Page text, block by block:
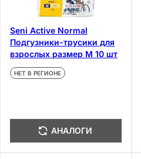
Seni Active Normal
Подгузники-трусики для
взрослых размер М 10 шт
НЕТ В РЕГИОНЕ
АНАЛОГИ